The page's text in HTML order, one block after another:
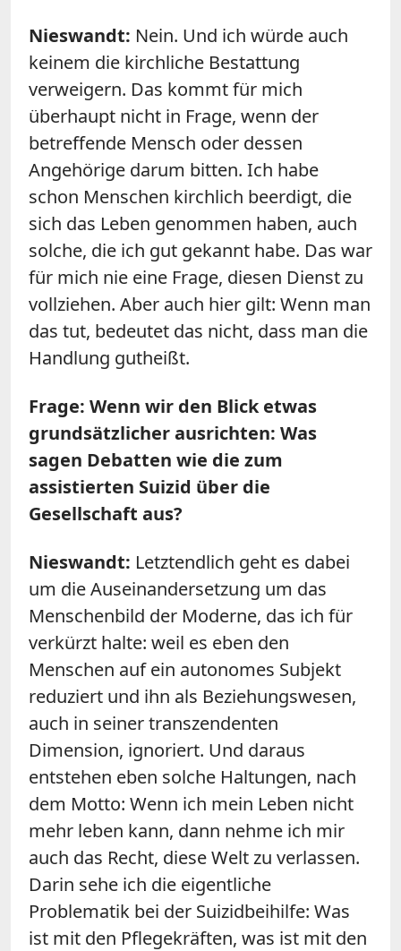
Nieswandt: Nein. Und ich würde auch
keinem die kirchliche Bestattung
verweigern. Das kommt für mich
überhaupt nicht in Frage, wenn der
betreffende Mensch oder dessen
Angehörige darum bitten. Ich habe
schon Menschen kirchlich beerdigt, die
sich das Leben genommen haben, auch
solche, die ich gut gekannt habe. Das war
für mich nie eine Frage, diesen Dienst zu
vollziehen. Aber auch hier gilt: Wenn man
das tut, bedeutet das nicht, dass man die
Handlung gutheißt.
Frage: Wenn wir den Blick etwas
grundsätzlicher ausrichten: Was
sagen Debatten wie die zum
assistierten Suizid über die
Gesellschaft aus?
Nieswandt: Letztendlich geht es dabei
um die Auseinandersetzung um das
Menschenbild der Moderne, das ich für
verkürzt halte: weil es eben den
Menschen auf ein autonomes Subjekt
reduziert und ihn als Beziehungswesen,
auch in seiner transzendenten
Dimension, ignoriert. Und daraus
entstehen eben solche Haltungen, nach
dem Motto: Wenn ich mein Leben nicht
mehr leben kann, dann nehme ich mir
auch das Recht, diese Welt zu verlassen.
Darin sehe ich die eigentliche
Problematik bei der Suizidbeihilfe: Was
ist mit den Pflegekräften, was ist mit den